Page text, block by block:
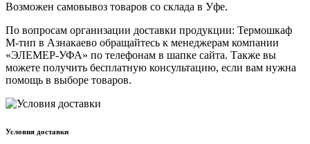
Возможен самовывоз товаров со склада в Уфе.
По вопросам организации доставки продукции: Термошкаф
М-тип в Азнакаево обращайтесь к менеджерам компании
«ЭЛЕМЕР-УФА» по телефонам в шапке сайта. Также вы
можете получить бесплатную консультацию, если вам нужна
помощь в выборе товаров.
Условия доставки